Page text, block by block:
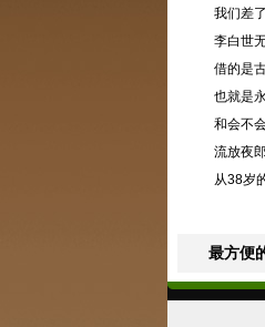
我们差
李白世
借的是
也就是
和会不
流放夜
从38岁
最方便